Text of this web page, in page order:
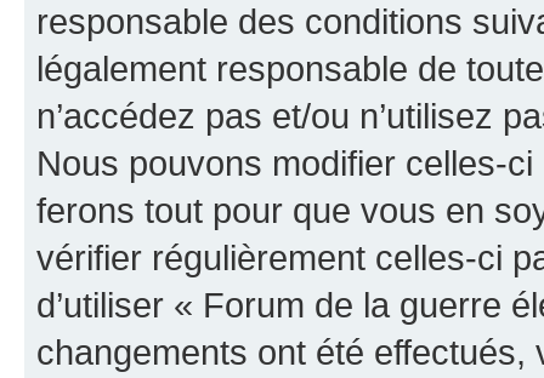
responsable des conditions
légalement responsable de
n’accédez pas et/ou n’utilisez
Nous pouvons modifier celles-
ferons tout pour que vous en
vérifier régulièrement celles-ci
d’utiliser « Forum de la guerre
changements ont été effectués,